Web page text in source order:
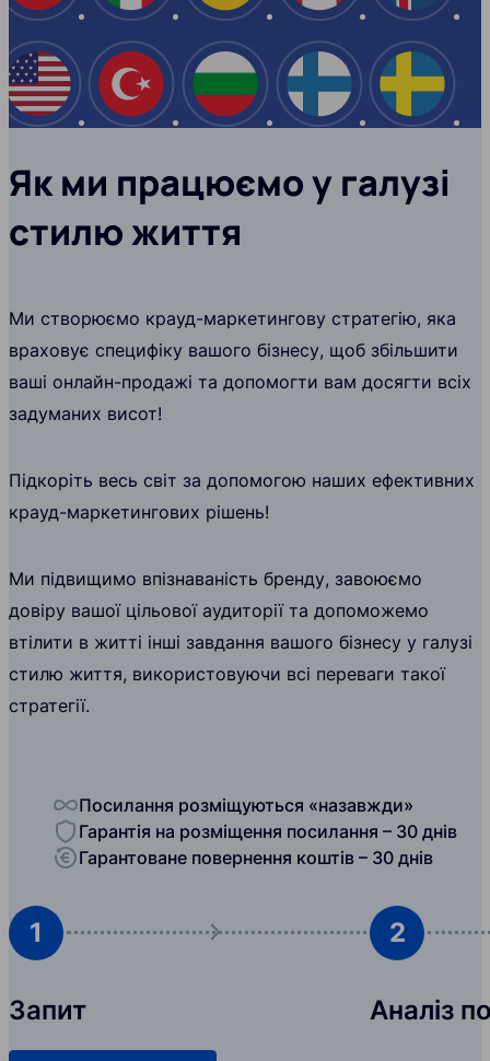
США ТуреччинаБолгарія Фінляндія Швеція
Як ми працюємо у галузі
стилю життя
Ми створюємо крауд-маркетингову стратегію, яка
враховує специфіку вашого бізнесу, щоб збільшити
ваші онлайн-продажі та допомогти вам досягти всіх
задуманих висот!
Підкоріть весь світ за допомогою наших ефективних
крауд-маркетингових рішень!
Ми підвищимо впізнаваність бренду, завоюємо
довіру вашої цільової аудиторії та допоможемо
втілити в житті інші завдання вашого бізнесу у галузі
стилю життя, використовуючи всі переваги такої
стратегії.
Посилання розміщуються «назавжди»
Гарантія на розміщення посилання – 30 днів
Гарантоване повернення коштів – 30 днів
1
Запит
2
Аналіз